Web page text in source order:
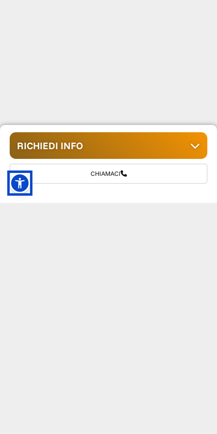
RICHIEDI INFO
CHIAMACI